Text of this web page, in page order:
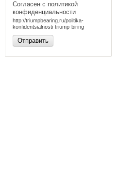
Согласен с политикой
конфиденциальности
http://triumpbearing.ru/politika-
konfidentsialnosti-triump-biring
Отправить